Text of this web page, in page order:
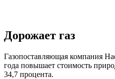
Дорожает газ
Газопоставляющая компания
года повышает стоимость
34,7 процента.